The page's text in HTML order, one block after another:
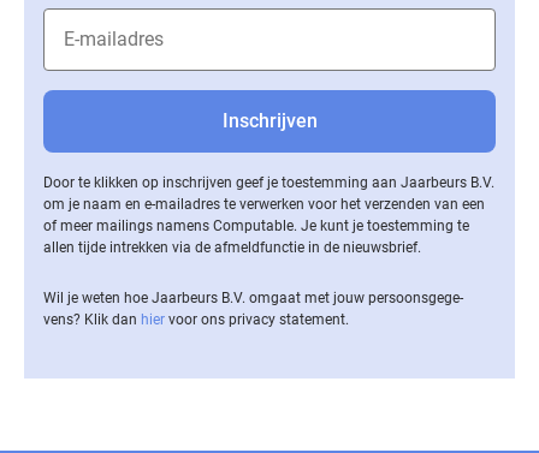
Door te klikken op inschrijven geef je toestemming aan Jaarbeurs B.V.
om je naam en e-mailadres te verwerken voor het verzenden van een
of meer mailings namens Computable. Je kunt je toestemming te
allen tijde intrekken via de af­meld­func­tie in de nieuwsbrief.
Wil je weten hoe Jaarbeurs B.V. omgaat met jouw per­soons­ge­ge­
vens? Klik dan hier voor ons privacy statement.